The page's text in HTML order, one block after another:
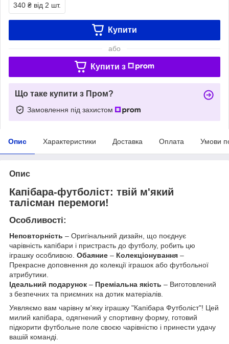
340 ₴ від 2 шт.
Купити
або
Купити з
Що таке купити з Пром?
Замовлення під захистом
Опис Характеристики Доставка Оплата Умови
Опис
Капібара-футболіст: твій м'який
талісман перемоги!
Особливості:
Неповторність – Оригінальний дизайн, що поєднує
чарівність капібари і пристрасть до футболу, робить цю
іграшку особливою. Обаяние – Колекціонування –
Прекрасне доповнення до колекції іграшок або футбольної
атрибутики.
Ідеальний подарунок – Преміальна якість – Виготовлений
з безпечних та приємних на дотик матеріалів.
Уявляємо вам чарівну м'яку іграшку "Капібара Футболіст"! Цей
милий капібара, одягнений у спортивну форму, готовий
підкорити футбольне поле своєю чарівністю і принести удачу
вашій команді.